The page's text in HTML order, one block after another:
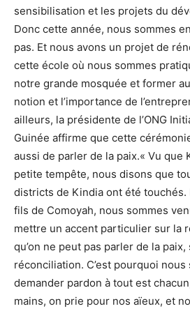
sensibilisation et les projets du
Donc cette année, nous sommes
pas. Et nous avons un projet de
cette école où nous sommes
notre grande mosquée et former
notion et l’importance de
ailleurs, la présidente de l’ONG
Guinée affirme que cette
aussi de parler de la paix.« Vu que
petite tempête, nous disons que
districts de Kindia ont été touchés.
fils de Comoyah, nous sommes
mettre un accent particulier sur la
qu’on ne peut pas parler de la paix,
réconciliation. C’est pourquoi
demander pardon à tout est
mains, on prie pour nos aïeux, et